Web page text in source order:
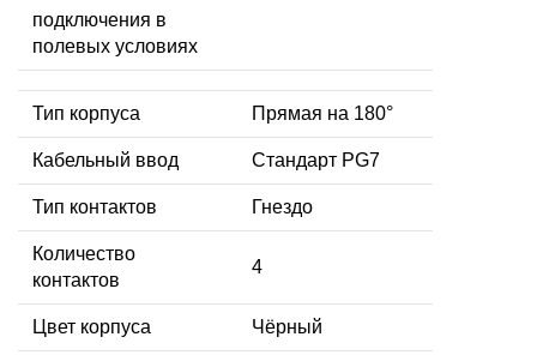
подключения в
полевых условиях
Тип корпуса Прямая на 180°
Кабельный ввод Стандарт PG7
Тип контактов Гнездо
Количество
контактов
4
Цвет корпуса Чёрный